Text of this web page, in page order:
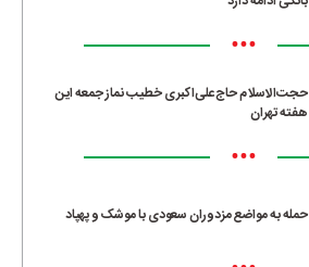
•••
حجت‌الاسلام حاج‌علی‌اکبری خطیب نماز جمعه این
هفته تهران
•••
حمله به مواضع مزدوران سعودی با موشک و پهپاد